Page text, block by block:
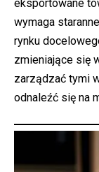
eksportowane
wymaga
rynku
zmieniające się
zarządzać tymi
odnaleźć się na